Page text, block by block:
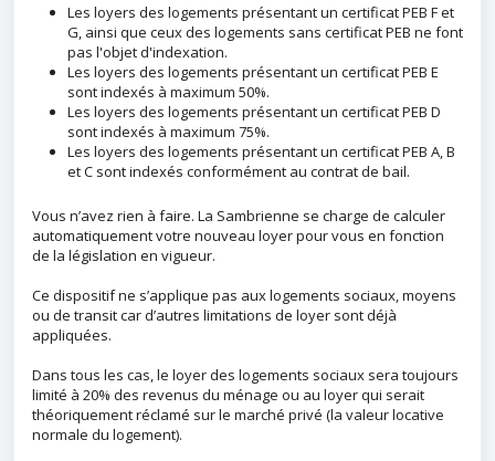
Les loyers des logements présentant un certificat PEB F et
G, ainsi que ceux des logements sans certificat PEB ne font
pas l'objet d'indexation.
Les loyers des logements présentant un certificat PEB E
sont indexés à maximum 50%.
Les loyers des logements présentant un certificat PEB D
sont indexés à maximum 75%.
Les loyers des logements présentant un certificat PEB A, B
et C sont indexés conformément au contrat de bail.
Vous n’avez rien à faire. La Sambrienne se charge de calculer
automatiquement votre nouveau loyer pour vous en fonction
de la législation en vigueur.
Ce dispositif ne s’applique pas aux logements sociaux, moyens
ou de transit car d’autres limitations de loyer sont déjà
appliquées.
Dans tous les cas, le loyer des logements sociaux sera toujours
limité à 20% des revenus du ménage ou au loyer qui serait
théoriquement réclamé sur le marché privé (la valeur locative
normale du logement).